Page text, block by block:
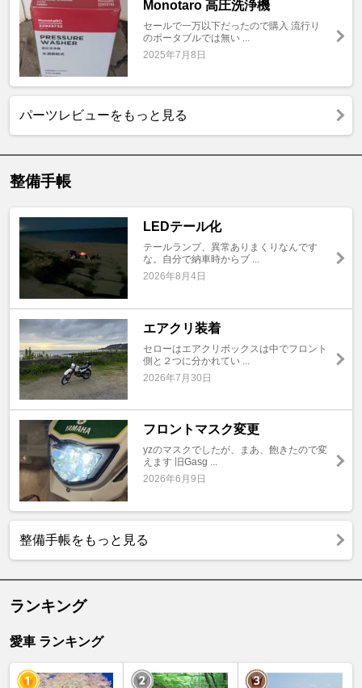
Monotaro 高圧洗浄機
セールで一万以下だったので購入 流行り
のポータブルでは無い ...
2025年7月8日
パーツレビューをもっと見る
整備手帳
LEDテール化
テールランプ、異常ありまくりなんです
な。自分で納車時からブ ...
2026年8月4日
エアクリ装着
セローはエアクリボックスは中でフロント
側と２つに分かれてい ...
2026年7月30日
フロントマスク変更
yzのマスクでしたが、まあ、飽きたので変
えます 旧Gasg ...
2026年6月9日
整備手帳をもっと見る
ランキング
愛車 ランキング